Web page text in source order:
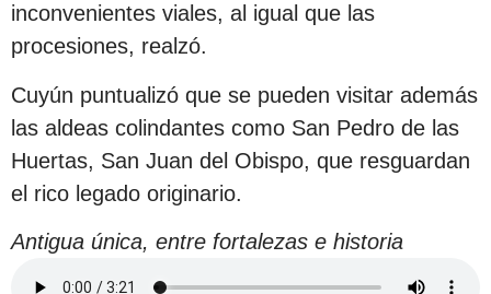
inconvenientes viales, al igual que las
procesiones, realzó.
Cuyún puntualizó que se pueden visitar además
las aldeas colindantes como San Pedro de las
Huertas, San Juan del Obispo, que resguardan
el rico legado originario.
Antigua única, entre fortalezas e historia